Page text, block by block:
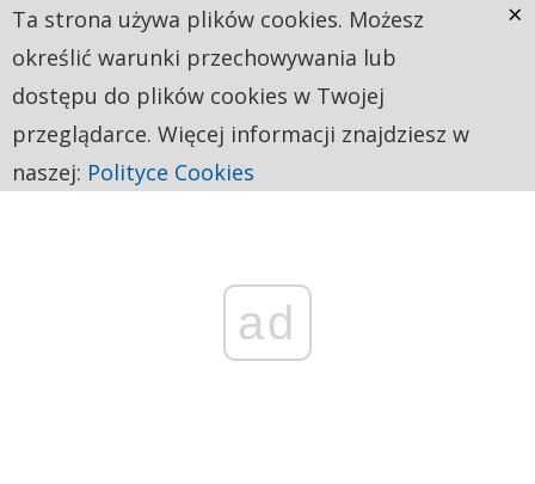
ad
Ta strona używa plików cookies. Możesz
określić warunki przechowywania lub
dostępu do plików cookies w Twojej
przeglądarce. Więcej informacji znajdziesz w
naszej: Polityce Cookies
×